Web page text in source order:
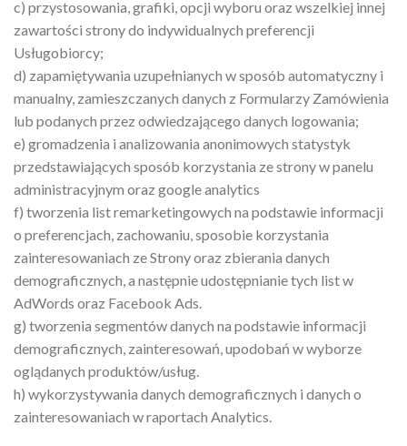
c) przystosowania, grafiki, opcji wyboru oraz wszelkiej innej
zawartości strony do indywidualnych preferencji
Usługobiorcy;
d) zapamiętywania uzupełnianych w sposób automatyczny i
manualny, zamieszczanych danych z Formularzy Zamówienia
lub podanych przez odwiedzającego danych logowania;
e) gromadzenia i analizowania anonimowych statystyk
przedstawiających sposób korzystania ze strony w panelu
administracyjnym oraz google analytics
f) tworzenia list remarketingowych na podstawie informacji
o preferencjach, zachowaniu, sposobie korzystania
zainteresowaniach ze Strony oraz zbierania danych
demograficznych, a następnie udostępnianie tych list w
AdWords oraz Facebook Ads.
g) tworzenia segmentów danych na podstawie informacji
demograficznych, zainteresowań, upodobań w wyborze
oglądanych produktów/usług.
h) wykorzystywania danych demograficznych i danych o
zainteresowaniach w raportach Analytics.